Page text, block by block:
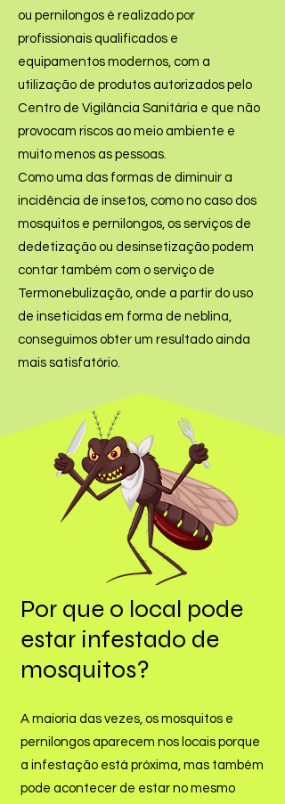
ou pernilongos é realizado por
profissionais qualificados e
equipamentos modernos, com a
utilização de produtos autorizados pelo
Centro de Vigilância Sanitária e que não
provocam riscos ao meio ambiente e
muito menos as pessoas.
Como uma das formas de diminuir a
incidência de insetos, como no caso dos
mosquitos e pernilongos, os serviços de
dedetização ou desinsetização podem
contar também com o serviço de
Termonebulização, onde a partir do uso
de inseticidas em forma de neblina,
conseguimos obter um resultado ainda
mais satisfatório.
Por que o local pode
estar infestado de
mosquitos?
A maioria das vezes, os mosquitos e
pernilongos aparecem nos locais porque
a infestação está próxima, mas também
pode acontecer de estar no mesmo